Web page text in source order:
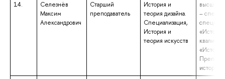
14.
Селезнёв
Максим
Александрович
Старший
преподаватель
История и
теория дизайна.
Специализация,
История и
теория искусств
высшее
–
истории»